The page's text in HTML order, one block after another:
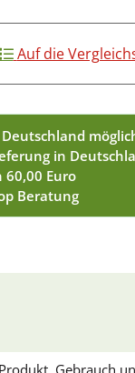
Auf die
in
Euro
Beratung